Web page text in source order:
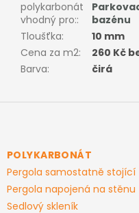
polykarbonát
vhodný pro::
bazénu
Tloušťka:
10 mm
Cena za m2:
260 Kč
Barva: čirá
Z
aPOLYKARBONÁT
Pergola samostatně stojící
Pergola napojená na stěnu
Sedlový skleník